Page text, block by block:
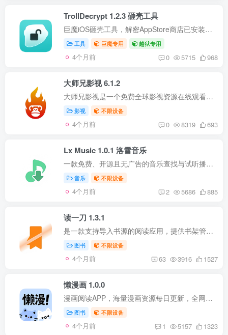
TrollDecrypt 1.2.3 砸壳工具
巨魔iOS砸壳工具，解密AppStore商店已安装的程序，提取iPA文件包； 兼容性 支持iOS15+ 支持iOS16+ 支持iOS17.0 版本说明 更新至最新版； 修复应用程序框架无法解密的问题； 使用说明 安装成功后...
工具 巨魔专用 越狱专用
4个月前 0 5715 968
大师兄影视 6.1.2
大师兄影视是一个免费全球影视资源在线观看的平台,拥有海量、优质、超清蓝光电影和全球的电视剧,高画质在线动漫。专业全网收集最新,最好看的电视剧、高清电影、经典动漫、综艺娱乐节目,大师兄影...
影视 不限设备
4个月前 0 8319 693
Lx Music 1.0.1 洛雪音乐
一款免费、开源且无广告的音乐查找与试听播放器。 它旨在解决用户需要安装多个音乐APP、切换不同平台听歌以及购买多重会员的痛点。 相信很多人使用过PC端的版本，这次更新IOS端。 兼容性 iPhone...
音乐 不限设备
4个月前 2 5686 885
读一刀 1.3.1
是一款支持导入书源的阅读应用，提供书架管理、分类发现、搜索、目录加载、章节阅读与缓存清理等功能的APP。 向日常阅读使用，核心目标是让你通过导入书源后快速完成：找书（分类/搜索），看书...
图书 不限设备
4个月前 63 3916 1527
懒漫画 1.0.0
漫画阅读APP，海量漫画资源每日更新，全网漫画聚合一站畅读，漫画迷的追漫神器。 兼容性 iPhone：iOS 14.0+ iPad：iPadOS 14.0+ 版本说明 更新至最新版； 使用说明 安装后打开即可使用； 无需登...
图书 不限设备
4个月前 1 5157 1323